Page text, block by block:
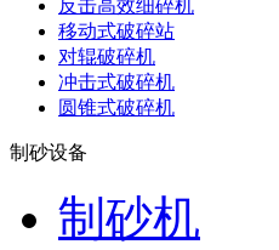
反击高效细碎机
移动式破碎站
对辊破碎机
冲击式破碎机
圆锥式破碎机
制砂设备
制砂机